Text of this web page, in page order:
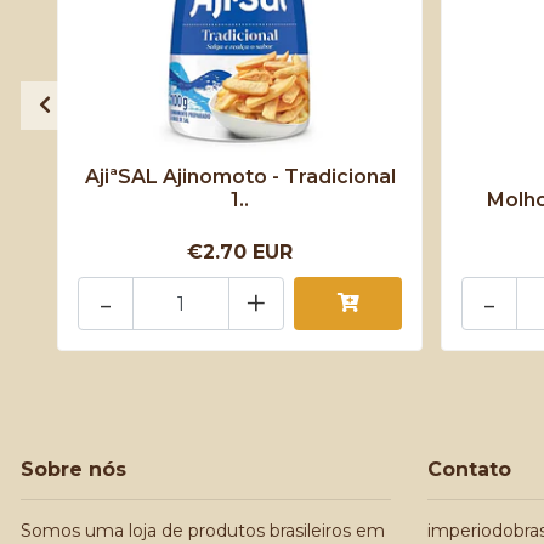
AjiªSAL Ajinomoto - Tradicional
1..
€2.70 EUR
+
- -
Sobre nós
Somos uma loja de produtos brasileiros em
Contato